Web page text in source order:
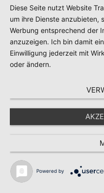
Diese Seite nutzt Website
um ihre Dienste anzubieten,
Werbung entsprechend der
anzuzeigen. Ich bin damit
Einwilligung jederzeit mit
oder ändern.
Powered by